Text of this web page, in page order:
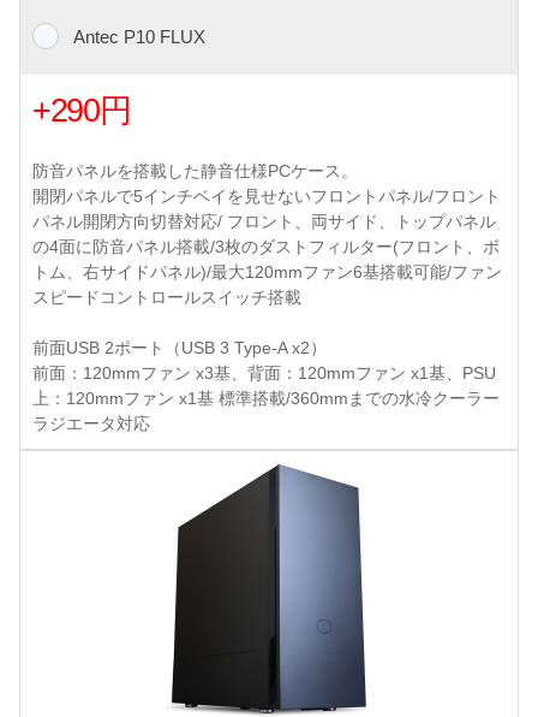
Antec P10 FLUX
+290円
防音パネルを搭載した静音仕様PCケース。
開閉パネルで5インチベイを見せないフロントパネル/フロント
パネル開閉方向切替対応/ フロント、両サイド、トップパネル
の4面に防音パネル搭載/3枚のダストフィルター(フロント、ボ
トム、右サイドパネル)/最大120mmファン6基搭載可能/ファン
スピードコントロールスイッチ搭載
前面USB 2ポート（USB 3 Type-A x2）
前面：120mmファン x3基、背面：120mmファン x1基、PSU
上：120mmファン x1基 標準搭載/360mmまでの水冷クーラー
ラジエータ対応